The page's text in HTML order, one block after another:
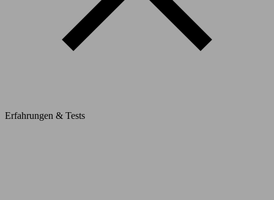
Erfahrungen & Tests